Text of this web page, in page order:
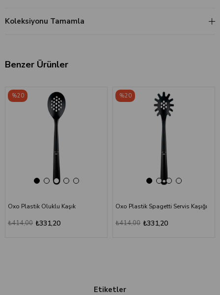
Koleksiyonu Tamamla
Benzer Ürünler
Oxo Plastik Oluklu Kaşık
₺331,20
₺414,00
%20
Oxo Plastik Spagetti Servis Kaşığı
₺331,20
₺414,00
%20
Etiketler